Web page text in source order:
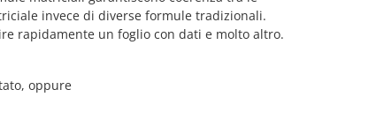
invece di diverse formule tradizionali.
rapidamente un foglio con dati e molto altro.
oppure